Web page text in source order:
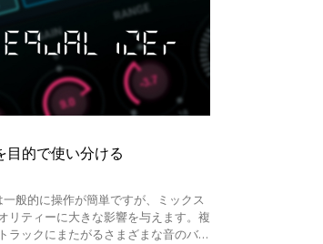
目的で使い分ける
一般的に操作が簡単ですが、ミックス
リティーに大きな影響を与えます。複
ラックにまたがるさまざまな音のバラ